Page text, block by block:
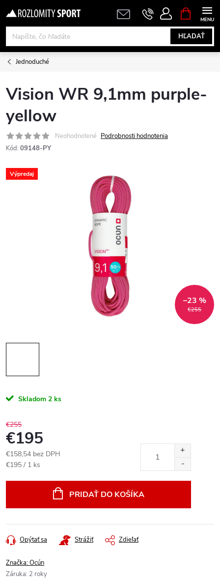
na
obsah
HĽADAŤ
KOŠÍK
Jednoduché
Vision WR 9,1mm purple-
yellow
Neohodnotené Podrobnosti hodnotenia
Kód: 09148-PY
Výpredaj
€255
–23 %
Skladom 2 ks
€255
€195
€158,54 bez DPH
Jednotková
€195 / 1 ks
PRIDAŤ DO KOŠÍKA
Opýtať sa Strážiť Zdieľať
Značka:Ocún
Záruka: 2 roky